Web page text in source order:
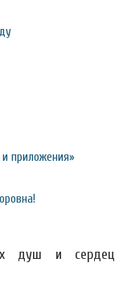
приложения»
душ и сердец